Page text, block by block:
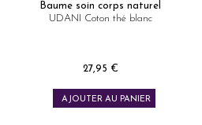
Baume soin corps naturel
UDANI Coton thé blanc
Prix
27,95 €
AJOUTER AU PANIER